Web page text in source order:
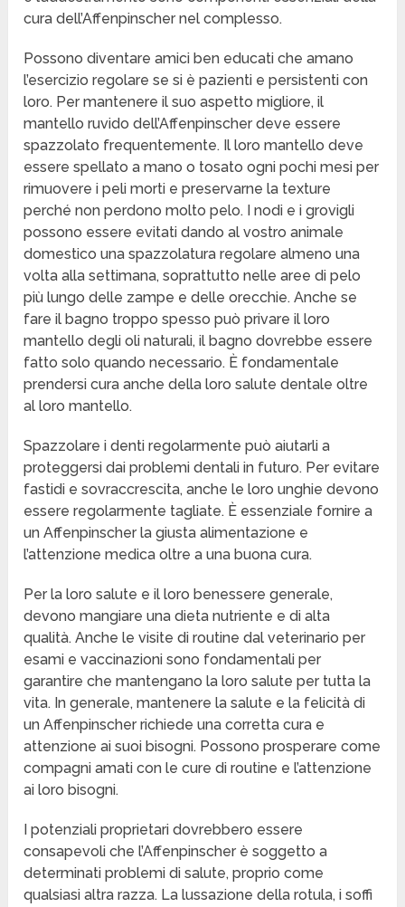
cura dell’Affenpinscher nel complesso.
Possono diventare amici ben educati che amano
l’esercizio regolare se si è pazienti e persistenti con
loro. Per mantenere il suo aspetto migliore, il
mantello ruvido dell’Affenpinscher deve essere
spazzolato frequentemente. Il loro mantello deve
essere spellato a mano o tosato ogni pochi mesi per
rimuovere i peli morti e preservarne la texture
perché non perdono molto pelo. I nodi e i grovigli
possono essere evitati dando al vostro animale
domestico una spazzolatura regolare almeno una
volta alla settimana, soprattutto nelle aree di pelo
più lungo delle zampe e delle orecchie. Anche se
fare il bagno troppo spesso può privare il loro
mantello degli oli naturali, il bagno dovrebbe essere
fatto solo quando necessario. È fondamentale
prendersi cura anche della loro salute dentale oltre
al loro mantello.
Spazzolare i denti regolarmente può aiutarli a
proteggersi dai problemi dentali in futuro. Per evitare
fastidi e sovraccrescita, anche le loro unghie devono
essere regolarmente tagliate. È essenziale fornire a
un Affenpinscher la giusta alimentazione e
l’attenzione medica oltre a una buona cura.
Per la loro salute e il loro benessere generale,
devono mangiare una dieta nutriente e di alta
qualità. Anche le visite di routine dal veterinario per
esami e vaccinazioni sono fondamentali per
garantire che mantengano la loro salute per tutta la
vita. In generale, mantenere la salute e la felicità di
un Affenpinscher richiede una corretta cura e
attenzione ai suoi bisogni. Possono prosperare come
compagni amati con le cure di routine e l’attenzione
ai loro bisogni.
I potenziali proprietari dovrebbero essere
consapevoli che l’Affenpinscher è soggetto a
determinati problemi di salute, proprio come
qualsiasi altra razza. La lussazione della rotula, i soffi